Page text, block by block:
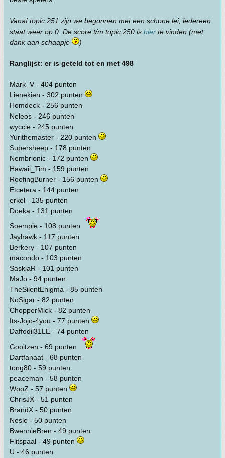
Vanaf topic 251 zijn we begonnen met een schone lei, iedereen
staat weer op 0. De score t/m topic 250 is hier te vinden (met
dank aan schaapje
)
Ranglijst: er is geteld tot en met 498
Mark_V - 404 punten
Lienekien - 302 punten
Homdeck - 256 punten
Neleos - 246 punten
wyccie - 245 punten
Yurithemaster - 220 punten
Supersheep - 178 punten
Nembrionic - 172 punten
Hawaii_Tim - 159 punten
RoofingBurner - 156 punten
Etcetera - 144 punten
erkel - 135 punten
Doeka - 131 punten
Soempie - 108 punten
Jayhawk - 117 punten
Berkery - 107 punten
macondo - 103 punten
SaskiaR - 101 punten
MaJo - 94 punten
TheSilentEnigma - 85 punten
NoSigar - 82 punten
ChopperMick - 82 punten
Its-Jojo-4you - 77 punten
Daffodil31LE - 74 punten
Gooitzen - 69 punten
Dartfanaat - 68 punten
tong80 - 59 punten
peaceman - 58 punten
WooZ - 57 punten
ChrisJX - 51 punten
BrandX - 50 punten
Nesle - 50 punten
BwennieBren - 49 punten
Flitspaal - 49 punten
U - 46 punten